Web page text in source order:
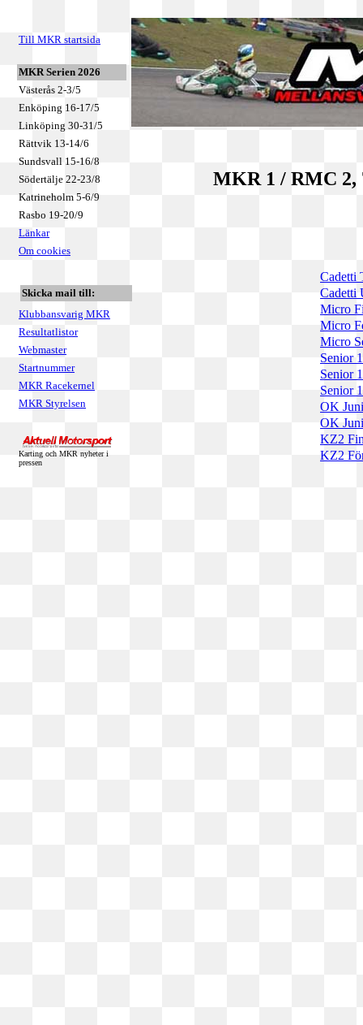
Till MKR startsida
MKR Serien 2026
Västerås 2-3/5
Enköping 16-17/5
Linköping 30-31/5
Rättvik 13-14/6
Sundsvall 15-16/8
Södertälje 22-23/8
Katrineholm 5-6/9
Rasbo 19-20/9
Länkar
Om cookies
Skicka mail till:
Klubbansvarig MKR
Resultatlistor
Webmaster
Startnummer
MKR Racekernel
MKR Styrelsen
Karting och MKR nyheter i
pressen
MKR 1 / RMC 2,
Cadetti
Cadetti
Micro
Micro
Micro
Senior
Senior
Senior
OK
OK
KZ2
KZ2